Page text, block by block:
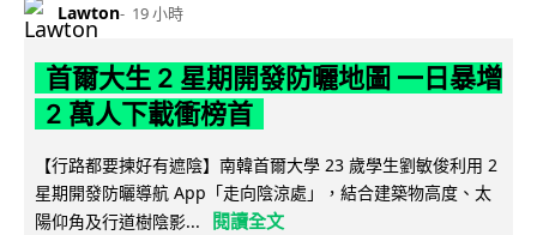
Lawton 19 小時
首爾大生 2 星期開發防曬地圖 一日暴增
2 萬人下載衝榜首
【行路都要揀好有遮陰】南韓首爾大學 23 歲學生劉敏俊利用 2
星期開發防曬導航 App「走向陰涼處」，結合建築物高度、太
陽仰角及行道樹陰影...
閱讀全文